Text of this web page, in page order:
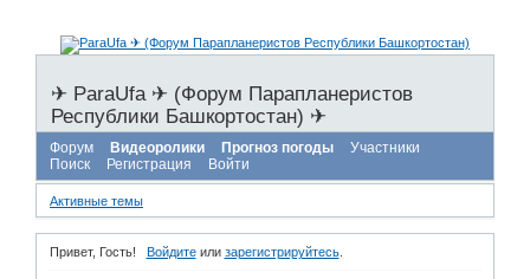
✈ ParaUfa ✈ (Форум Парапланеристов
Республики Башкортостан) ✈
Форум Видеоролики Прогноз погоды
Участники
Поиск
Регистрация Войти
Активные темы
Привет, Гость! Войдитеили зарегистрируйтесь.